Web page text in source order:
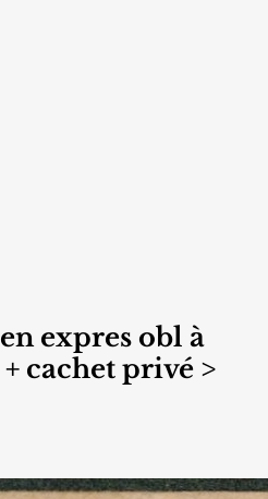
expres obl à
cachet privé >